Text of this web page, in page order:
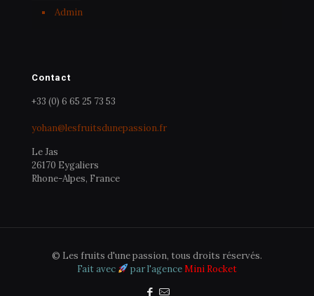
Admin
Contact
+33 (0) 6 65 25 73 53
yohan@lesfruitsdunepassion.fr
Le Jas
26170 Eygaliers
Rhone-Alpes, France
© Les fruits d'une passion, tous droits réservés.
Fait avec
par l'agenceMini Rocket